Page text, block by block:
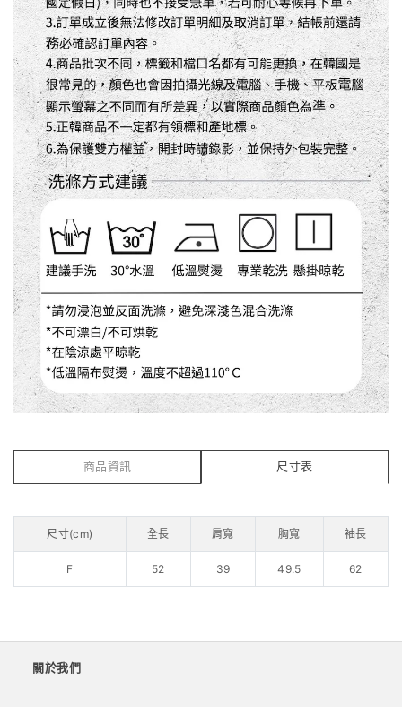
商品資訊 尺寸表
尺寸(cm) 全長 肩寬 胸寬 袖長
F 52 39 49.5 62
關於我們